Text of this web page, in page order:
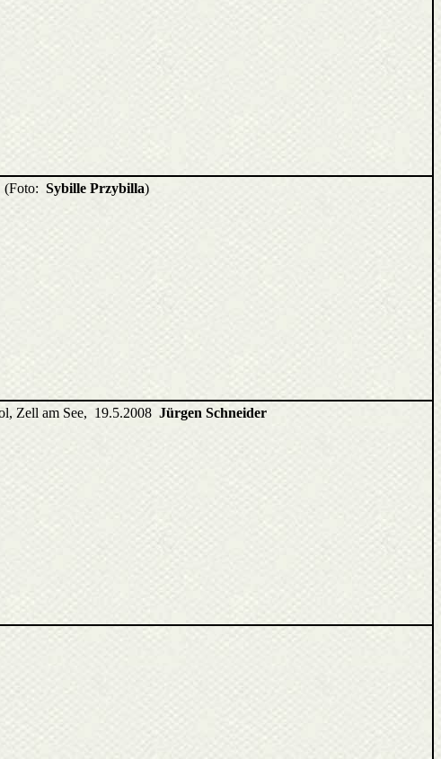
(Foto: Sybille Przybilla)
Zell am See, 19.5.2008 Jürgen Schneider